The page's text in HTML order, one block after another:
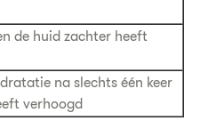
de huid zachter heeft
na slechts één keer
verhoogd